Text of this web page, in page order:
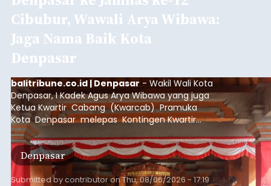
Cibubur, Wawali Arya Wibawa:
Jaga Nama Baik Kota
Denpasar
balitribune.co.id | Denpasar- Wakil Wali Kota
Denpasar, I Kadek Agus Arya Wibawa yang juga
Ketua Kwartir Cabang (Kwarcab) Pramuka
Kota Denpasar melepas Kontingen Kwartir
Cabang Gerakan Pramuka Denpasar yang akan
mengikuti Jambore Nasional Pramuka ke-12
Tahun 2026 di Bumi Perkemahan Cibubur,
Jakarta Timur.
Denpasar
Submitted bycontributoronThu, 08/06/2026 - 17:19